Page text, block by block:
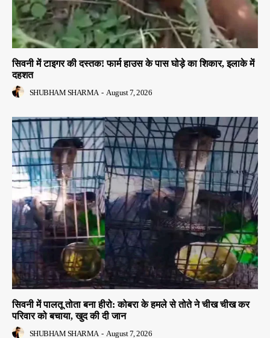
सिवनी में टाइगर की दस्तक! फार्म हाउस के पास घोड़े का शिकार, इलाके में
दहशत
SHUBHAM SHARMA - August 7, 2026
सिवनी में पालतू तोता बना हीरो: कोबरा के हमले से तोते ने चीख चीख कर
परिवार को बचाया, खुद की दी जान
SHUBHAM SHARMA - August 7, 2026